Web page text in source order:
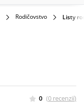
Rodičovstvo Listy
0 (0 recenzií)